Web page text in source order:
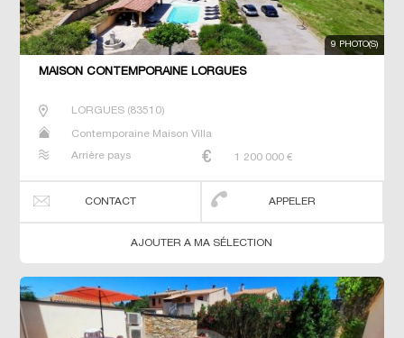
9 PHOTO(S)
MAISON CONTEMPORAINE LORGUES
LORGUES(83510)
Contemporaine Maison Villa
Arrière pays 1 200 000 €
CONTACT APPELER
AJOUTER A MA SÉLECTION